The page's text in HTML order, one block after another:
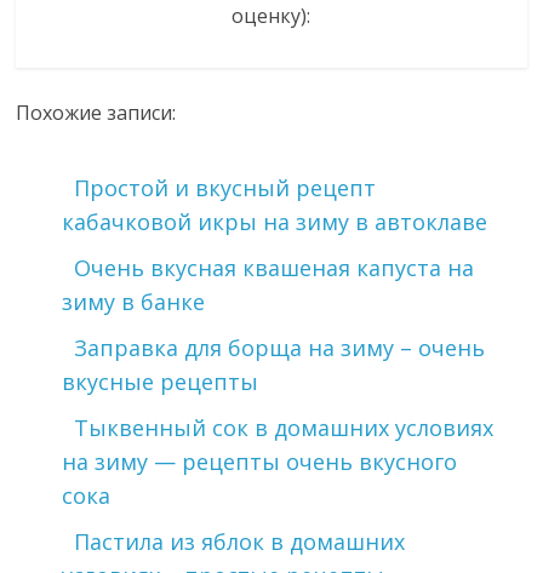
оценку):
Похожие записи:
Простой и вкусный рецепт
кабачковой икры на зиму в автоклаве
Очень вкусная квашеная капуста на
зиму в банке
Заправка для борща на зиму – очень
вкусные рецепты
Тыквенный сок в домашних условиях
на зиму — рецепты очень вкусного
сока
Пастила из яблок в домашних